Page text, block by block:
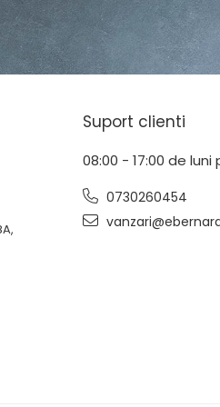
Suport clienti
08:00 - 17:00 de luni
0730260454